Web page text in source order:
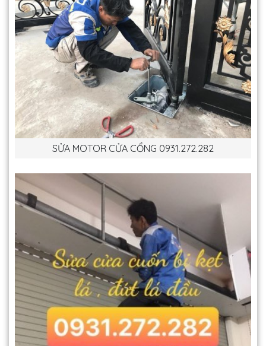
SỬA MOTOR CỬA CỔNG 0931.272.282